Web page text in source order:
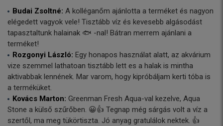
Budai Zsoltné: A kolléganőm ajánlotta a terméket és nagyon
elégedett vagyok vele! Tisztább víz és kevesebb algásodást
tapasztaltunk halainak 🐟 -nal! Bátran merrem ajánlani a
terméket!
Rozgonyi László: Egy honapos használat alatt, az akvárium
vize szemmel lathatoan tisztább lett es a halak is mintha
aktivabbak lennének. Mar varom, hogy kipróbáljam kerti tóba is
a terméküket.
Kovács Marton: Greenman Fresh Aqua-val kezelve, Aqua
Stone a külső szűrőben. 😀👍 Tegnap még sárgás volt a víz a
szertől, ma meg tükörtiszta. Jó anyag gratulálok nektek. 👍